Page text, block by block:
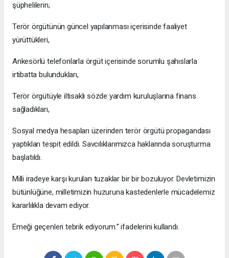
şüphelilerin;
Terör örgütünün güncel yapılanması içerisinde faaliyet
yürüttükleri,
Ankesörlü telefonlarla örgüt içerisinde sorumlu şahıslarla
irtibatta bulundukları,
Terör örgütüyle iltisaklı sözde yardım kuruluşlarına finans
sağladıkları,
Sosyal medya hesapları üzerinden terör örgütü propagandası
yaptıkları tespit edildi. Savcılıklarımızca haklarında soruşturma
başlatıldı.
Milli iradeye karşı kurulan tuzaklar bir bir bozuluyor. Devletimizin
bütünlüğüne, milletimizin huzuruna kastedenlerle mücadelemiz
kararlılıkla devam ediyor.
Emeği geçenleri tebrik ediyorum.” ifadelerini kullandı.